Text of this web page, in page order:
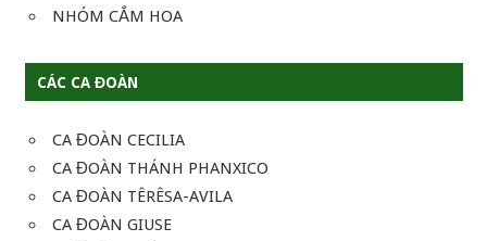
NHÓM CẮM HOA
CÁC CA ĐOÀN
CA ĐOÀN CECILIA
CA ĐOÀN THÁNH PHANXICO
CA ĐOÀN TÊRÊSA-AVILA
CA ĐOÀN GIUSE